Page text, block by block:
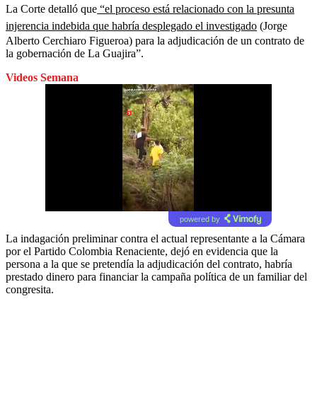
La Corte detalló que “el proceso está relacionado con la presunta
injerencia indebida que habría desplegado el investigado (Jorge
Alberto Cerchiaro Figueroa) para la adjudicación de un contrato de
la gobernación de La Guajira”.
Videos Semana
powered by
La indagación preliminar contra el actual representante a la Cámara
por el Partido Colombia Renaciente, dejó en evidencia que la
persona a la que se pretendía la adjudicación del contrato, habría
prestado dinero para financiar la campaña política de un familiar del
congresita.